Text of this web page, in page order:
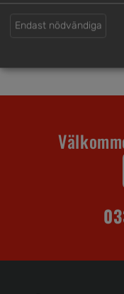
Brett och
Vi har en
Endast nödvändiga